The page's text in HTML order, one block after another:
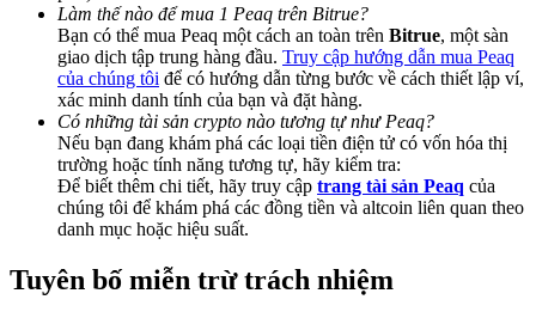
Deposit CASHCAT & Win
Share 500000 CASHCAT prize pool
Exclusive for BitMart Users
Làm thế nào để mua 1 Peaq trên Bitrue?
Bạn có thể mua Peaq một cách an toàn trên Bitrue, một sàn
giao dịch tập trung hàng đầu. Truy cập hướng dẫn mua Peaq
của chúng tôi để có hướng dẫn từng bước về cách thiết lập ví,
xác minh danh tính của bạn và đặt hàng.
Có những tài sản crypto nào tương tự như Peaq?
Nếu bạn đang khám phá các loại tiền điện tử có vốn hóa thị
trường hoặc tính năng tương tự, hãy kiểm tra:
Để biết thêm chi tiết, hãy truy cập trang tài sản Peaq của
chúng tôi để khám phá các đồng tiền và altcoin liên quan theo
danh mục hoặc hiệu suất.
Tuyên bố miễn trừ trách nhiệm